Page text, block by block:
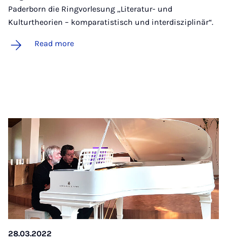
Paderborn die Ringvorlesung „Literatur- und
Kulturtheorien – komparatistisch und interdisziplinär“.
Read more
28.03.2022